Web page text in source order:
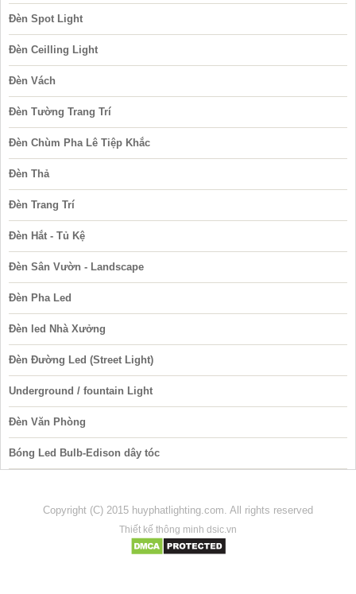
Đèn Spot Light
Đèn Ceilling Light
Đèn Vách
Đèn Tường Trang Trí
Đèn Chùm Pha Lê Tiệp Khắc
Đèn Thả
Đèn Trang Trí
Đèn Hắt - Tủ Kệ
Đèn Sân Vườn - Landscape
Đèn Pha Led
Đèn led Nhà Xưởng
Đèn Đường Led (Street Light)
Underground / fountain Light
Đèn Văn Phòng
Bóng Led Bulb-Edison dây tóc
Copyright (C) 2015 huyphatlighting.com. All rights reserved
Thiết kế thông minh dsic.vn